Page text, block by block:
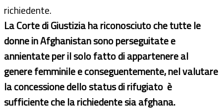
richiedente.
La Corte di Giustizia ha riconosciuto che tutte le
donne in Afghanistan sono perseguitate e
annientate per il solo fatto di appartenere al
genere femminile e conseguentemente, nel valutare
la concessione dello status di rifugiato è
sufficiente che la richiedente sia afghana.